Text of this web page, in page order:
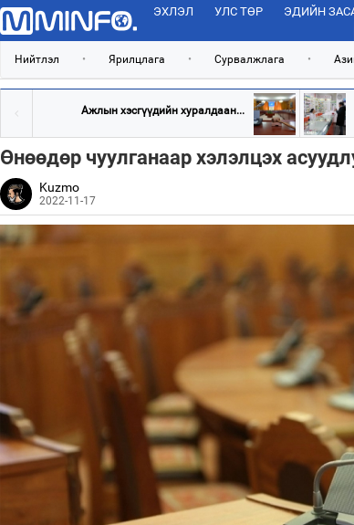
ЭХЛЭЛ УЛС ТӨР ЭДИЙН
Нийтлэл • Ярилцлага • Сурвалжлага •
Ажлын хэсгүүдийн хуралдаан...
Өнөөдөр чуулганаар хэлэлцэх
Kuzmo
2022-11-17